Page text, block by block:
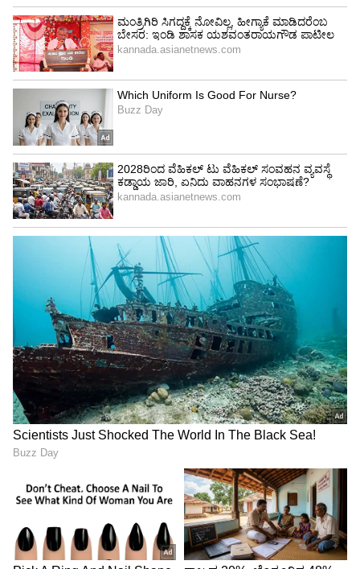
4
6
Image Credit : Actress Bhavya Gowda Instagram
ನಟಿಯ ಕುರಿತು
ಇನ್ನು ನಟಿ ಭವ್ಯಾ ಗೌಡ (Bhavya Gowda) ಕುರಿತು
ಹೇಳುವುದಾದರೆ, ಅವರು ಇದೀಗ ಕರ್ಣ ಸೀರಿಯಲ್​ ನಿಧಿ
ಪಾತ್ರದ ಮೂಲಕ ಮನೆಮಾತಾಗಿದ್ದಾರೆ. ಇದಕ್ಕೂ ಮುನ್ನ
ಅವರು 'ಗೀತಾ' ಸೀರಿಯಲ್​ನಲ್ಲಿ ನಟಿಸಿದ್ದರು. 'ಬಿಗ್‌ಬಾಸ್
ಕನ್ನಡ ಸೀಸನ್ 11' ನ ಸ್ಪರ್ಧಿಯಾಗಿ ಮನೆಮಾತಾಗಿದ್ದಾರೆ.
5